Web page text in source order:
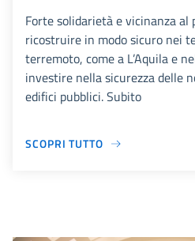
Forte solidarietà e vicinanza al
ricostruire in modo sicuro nei
terremoto, come a L’Aquila e
investire nella sicurezza delle
edifici pubblici. Subito
SCOPRI TUTTO